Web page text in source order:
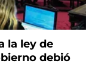
la ley de
debió